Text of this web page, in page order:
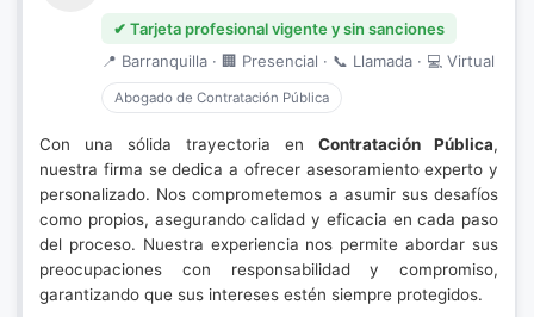
✔ Tarjeta profesional vigente y sin sanciones
📍 Barranquilla · 🏢 Presencial · 📞 Llamada · 💻 Virtual
Abogado de Contratación Pública
Con una sólida trayectoria en Contratación Pública,
nuestra firma se dedica a ofrecer asesoramiento experto y
personalizado. Nos comprometemos a asumir sus desafíos
como propios, asegurando calidad y eficacia en cada paso
del proceso. Nuestra experiencia nos permite abordar sus
preocupaciones con responsabilidad y compromiso,
garantizando que sus intereses estén siempre protegidos.